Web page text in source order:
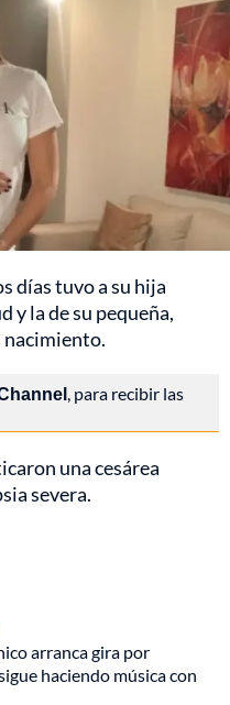
días tuvo a su hija
y la de su pequeña,
nacimiento.
, para recibir las
una cesárea
severa.
arranca gira por
haciendo música con